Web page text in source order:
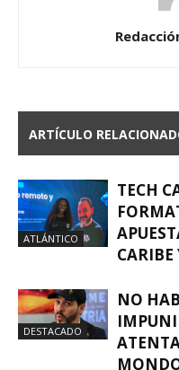
ARTÍCULO
ATLÁNTICO
TECH
CARIBE
DESTACADO
NO